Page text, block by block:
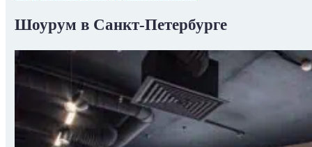
Шоурум в Санкт-Петербурге